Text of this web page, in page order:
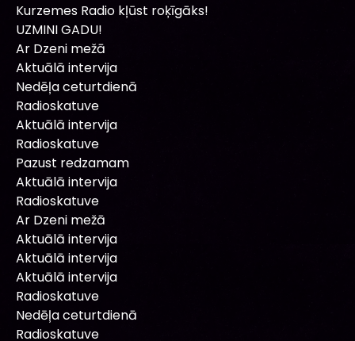
Kurzemes Radio kļūst roķīgāks!
UZMINI GADU!
Ar Dzeni mežā
Aktuālā intervija
Nedēļa ceturtdienā
Radioskatuve
Aktuālā intervija
Radioskatuve
Pazust redzamam
Aktuālā intervija
Radioskatuve
Ar Dzeni mežā
Aktuālā intervija
Aktuālā intervija
Aktuālā intervija
Radioskatuve
Nedēļa ceturtdienā
Radioskatuve